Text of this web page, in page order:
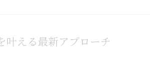
叶える最新アプローチ